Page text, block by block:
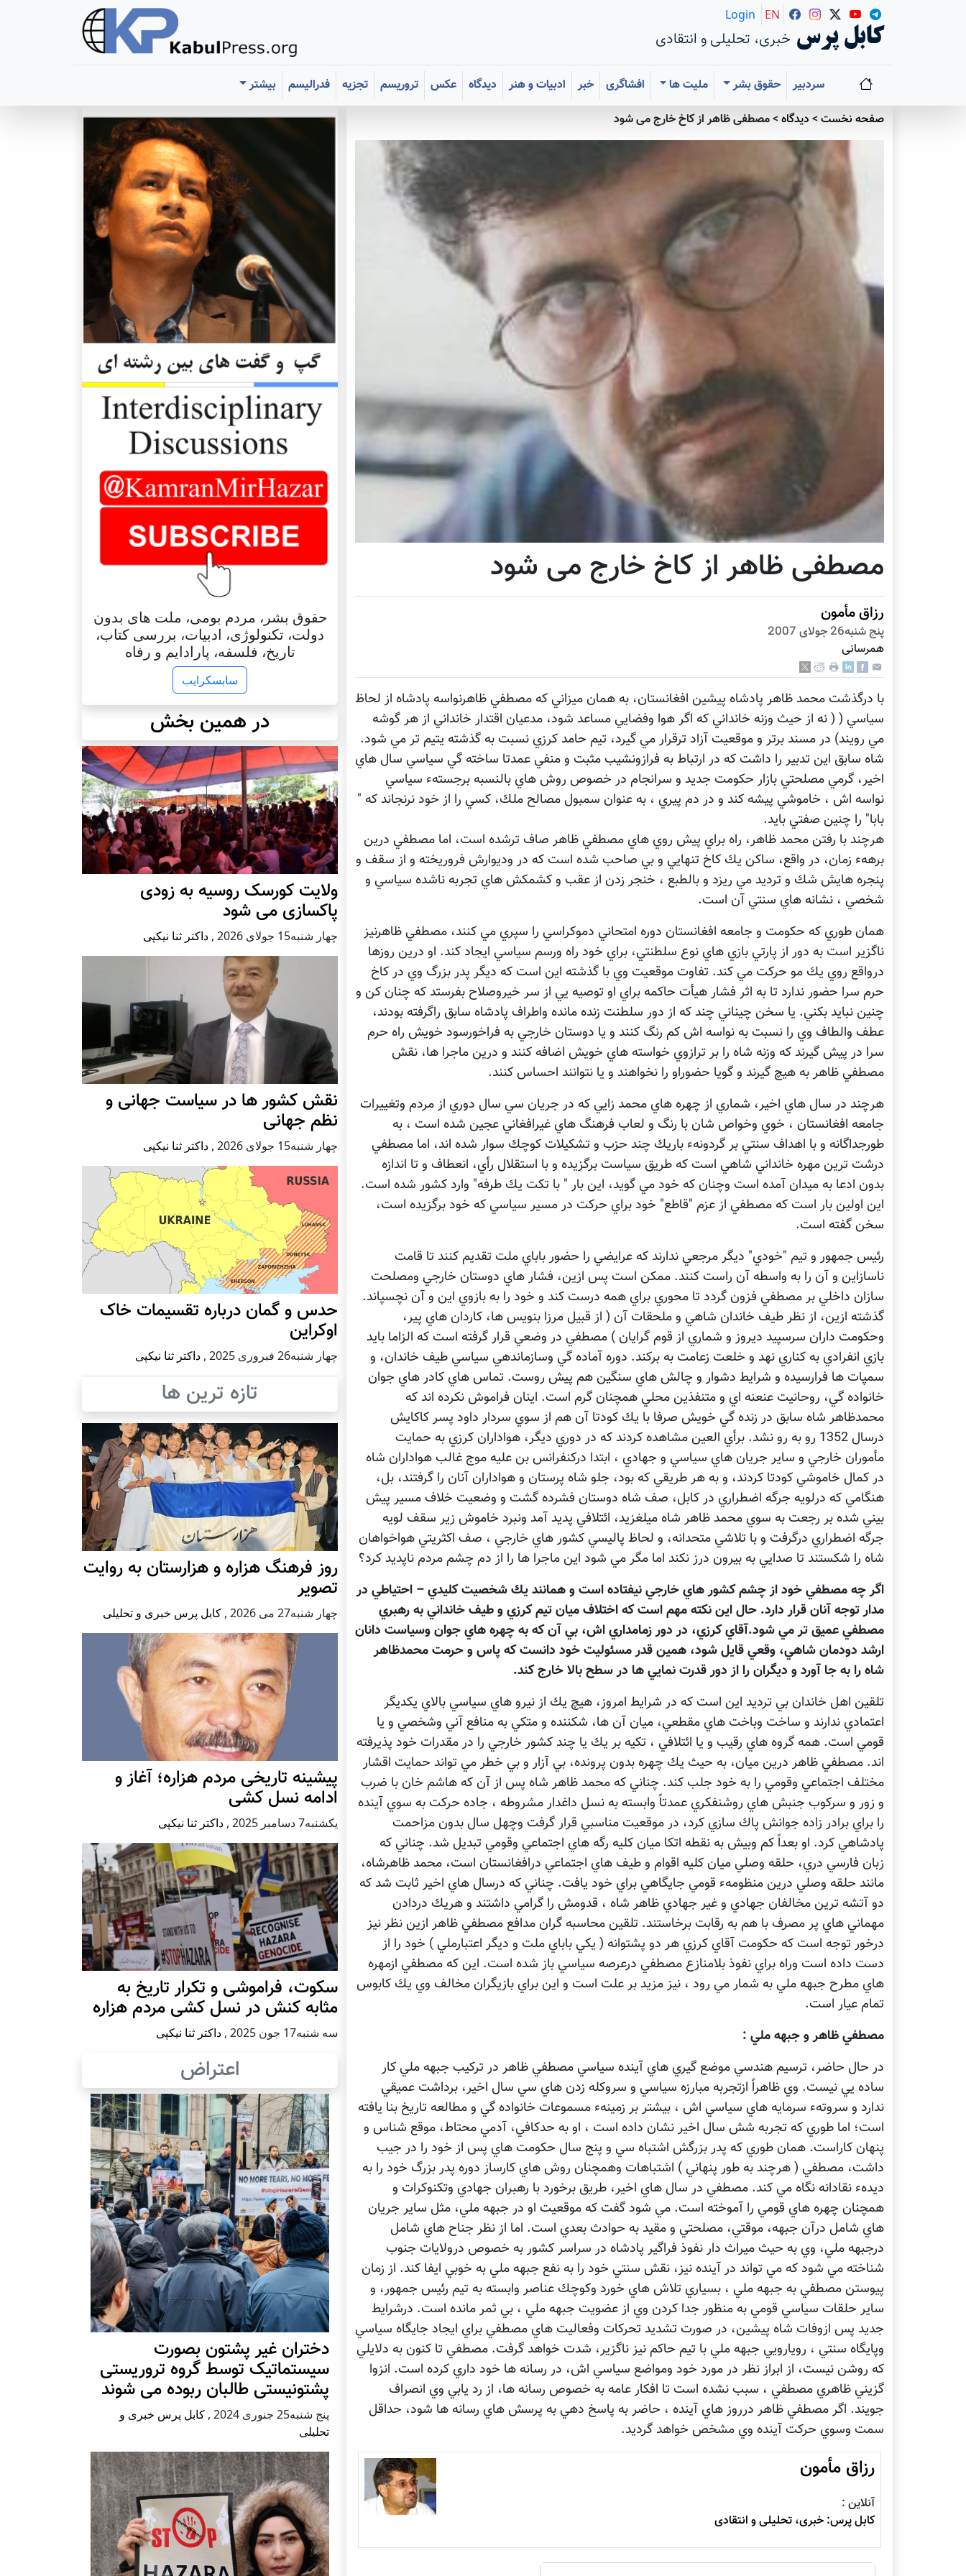
کابل پرس خبری، تحلیلی و انتقادی
Login EN
سردبیر حقوق بشر ملیت ها افشاگری خبر ادبیات و هنر دیدگاه عکس تروریسم تجزیه فدرالیسم
بیشتر
صفحه نخست> دیدگاه>مصطفی ظاهر از كاخ خارج می شود
مصطفی ظاهر از كاخ خارج می شود
رزاق مأمون
پنج شنبه26 جولای 2007
همرسانی
با درگذشت محمد ظاهر پادشاه پيشين افغانستان، به همان ميزاني كه مصطفي ظاهرنواسه پادشاه از لحاظ
سياسي ( ( نه از حيث وزنه خانداني كه اگر هوا وفضايي مساعد شود، مدعيان اقتدار خانداني از هر گوشه
مي رويند) در مسند برتر و موقعيت آزاد ترقرار مي گيرد، تيم حامد كرزي نسبت به گذشته يتيم تر مي شود.
شاه سابق اين تدبير را داشت كه در ارتباط به فرازونشيب مثبت و منفي عمدتا ساخته گي سياسي سال هاي
اخير، گرمي مصلحتي بازار حكومت جديد و سرانجام در خصوص روش هاي بالنسبه برجستهء سياسي
نواسه اش ، خاموشي پيشه كند و در دم پيري ، به عنوان سمبول مصالح ملك، كسي را از خود نرنجاند كه "
بابا" را چنين صفتي بايد.
هرچند با رفتن محمد ظاهر، راه براي پيش روي هاي مصطفي ظاهر صاف ترشده است، اما مصطفي درين
برههء زمان، در واقع، ساكن يك كاخ تنهايي و بي صاحب شده است كه در وديوارش فروريخته و از سقف و
پنجره هايش شك و ترديد مي ريزد و بالطبع ، خنجر زدن از عقب و كشمكش هاي تجربه ناشده سياسي و
شخصي ، نشانه هاي سنتي آن است.
همان طوري كه حكومت و جامعه افغانستان دوره امتحاني دموكراسي را سپري مي كنند، مصطفي ظاهرنيز
ناگزير است به دور از پارتي بازي هاي نوع سلطنتي، براي خود راه ورسم سياسي ايجاد كند. او درين روزها
درواقع روي يك مو حركت مي كند. تفاوت موقعيت وي با گذشته اين است كه ديگر پدر بزرگ وي در كاخ
حرم سرا حضور ندارد تا به اثر فشار هيأت حاكمه براي او توصيه يي از سر خيروصلاح بفرستد كه چنان كن و
چنين نبايد بكني. يا سخن چيناني چند كه از دور سلطنت زنده مانده واطراف پادشاه سابق راگرفته بودند،
عطف والطاف وي را نسبت به نواسه اش كم رنگ كنند و يا دوستان خارجي به فراخورسود خويش راه حرم
سرا در پيش گيرند كه وزنه شاه را بر ترازوي خواسته هاي خويش اضافه كنند و درين ماجرا ها، نقش
مصطفي ظاهر به هيچ گيرند و گويا حضوراو را نخواهند و يا نتوانند احساس كنند.
هرچند در سال هاي اخير، شماري از چهره هاي محمد زايي كه در جريان سي سال دوري از مردم وتغييرات
جامعه افغانستان ، خوي وخواص شان با رنگ و لعاب فرهنگ هاي غيرافغاني عجين شده است ، به
طورجداگانه و با اهداف سنتي بر گردونهء باريك چند حزب و تشكيلات كوچك سوار شده اند، اما مصطفي
درشت ترين مهره خانداني شاهي است كه طريق سياست برگزيده و با استقلال رأي، انعطاف و تا اندازه
بدون ادعا به ميدان آمده است وچنان كه خود مي گويد، اين بار " با تكت يك طرفه" وارد كشور شده است.
اين اولين بار است كه مصطفي از عزم "قاطع" خود براي حركت در مسير سياسي كه خود برگزيده است،
سخن گفته است.
رئيس جمهور و تيم "خودي" ديگر مرجعي ندارند كه عرايضي را حضور باباي ملت تقديم كنند تا قامت
ناسازاين و آن را به واسطه آن راست كنند. ممكن است پس ازين، فشار هاي دوستان خارجي ومصلحت
سازان داخلي بر مصطفي فزون گردد تا محوري براي همه درست كند و خود را به بازوي اين و آن نچسپاند.
گذشته ازين، از نظر طيف خاندان شاهي و ملحقات آن ( از قبيل مرزا بنويس ها، كاردان هاي پير،
وحكومت داران سرسپيد ديروز و شماري از قوم گرايان ) مصطفي در وضعي قرار گرفته است كه الزاما بايد
بازي انفرادي به كناري نهد و خلعت زعامت به بركند. دوره آماده گي وسازماندهي سياسي طيف خاندان، و
سمپات ها فرارسيده و شرايط دشوار و چالش هاي سنگين هم پيش روست. تماس هاي كادر هاي جوان
خانواده گي، روحانيت عنعنه اي و متنفذين محلي همچنان گرم است. اينان فراموش نكرده اند كه
محمدظاهر شاه سابق در زنده گي خويش صرفا با يك كودتا آن هم از سوي سردار داود پسر كاكايش
درسال 1352 رو به رو نشد. برأي العين مشاهده كردند كه در دوري ديگر، هواداران كرزي به حمايت
مأموران خارجي و ساير جريان هاي سياسي و جهادي ، ابتدا دركنفرانس بن عليه موج غالب هواداران شاه
در كمال خاموشي كودتا كردند، و به هر طريقي كه بود، جلو شاه پرستان و هواداران آنان را گرفتند، بل،
هنگامي كه درلويه جرگه اضطراري در كابل، صف شاه دوستان فشرده گشت و وضعيت خلاف مسير پيش
بيني شده بر رجعت به سوي محمد ظاهر شاه ميلغزيد، ائتلافي پديد آمد ونبرد خاموش زير سقف لويه
جرگه اضطراري درگرفت و با تلاشي متحدانه، و لحاظ پاليسي كشور هاي خارجي ، صف اكثريتي هواخواهان
شاه را شكستند تا صدايي به بيرون درز نكند اما مگر مي شود اين ماجرا ها را از دم چشم مردم ناپديد كرد؟
اگر چه مصطفي خود از چشم كشور هاي خارجي نيفتاده است و همانند يك شخصيت كليدي – احتياطي در
مدار توجه آنان قرار دارد. حال اين نكته مهم است كه اختلاف ميان تيم كرزي و طيف خانداني به رهبري
مصطفي عميق تر مي شود.آقاي كرزي، در دور زمامداري اش، بي آن كه به چهره هاي جوان وسياست دانان
ارشد دودمان شاهي، وقعي قايل شود، همين قدر مسئوليت خود دانست كه پاس و حرمت محمدظاهر
شاه را به جا آورد و ديگران را از دور قدرت نمايي ها در سطح بالا خارج كند.
تلقين اهل خاندان بي ترديد اين است كه در شرايط امروز، هيچ يك از نيرو هاي سياسي بالاي يكديگر
اعتمادي ندارند و ساخت وباخت هاي مقطعي، ميان آن ها، شكننده و متكي به منافع آني وشخصي و يا
قومي است. همه گروه هاي رقيب و يا ائتلافي ، تكيه بر يك يا چند كشور خارجي را در مقدرات خود پذيرفته
اند. مصطفي ظاهر درين ميان، به حيث يك چهره بدون پرونده، بي آزار و بي خطر مي تواند حمايت اقشار
مختلف اجتماعي وقومي را به خود جلب كند. چناني كه محمد ظاهر شاه پس از آن كه هاشم خان با ضرب
و زور و سركوب جنبش هاي روشنفكري عمدتاً وابسته به نسل داغدار مشروطه ، جاده حركت به سوي آينده
را براي برادر زاده جوانش پاك سازي كرد، در موقعيت مناسبي قرار گرفت وچهل سال بدون مزاحمت
پادشاهي كرد. او بعداً كم وبيش به نقطه اتكا ميان كليه رگه هاي اجتماعي وقومي تبديل شد. چناني كه
زبان فارسي دري، حلقه وصلي ميان كليه اقوام و طيف هاي اجتماعي درافغانستان است، محمد ظاهرشاه،
مانند حلقه وصلي درين منظومهء قومي جايگاهي براي خود يافت. چناني كه درسال هاي اخير ثابت شد كه
دو آتشه ترين مخالفان جهادي و غير جهادي ظاهر شاه ، قدومش را گرامي داشتند و هريك دردادن
مهماني هاي پر مصرف با هم به رقابت برخاستند. تلقين محاسبه گران مدافع مصطفي ظاهر ازين نظر نيز
درخور توجه است كه حكومت آقاي كرزي هر دو پشتوانه ( يكي باباي ملت و ديگر اعتبارملي ) خود را از
دست داده است وراه براي نفوذ بلامنازع مصطفي درعرصه سياسي باز شده است. اين كه مصطفي ازمهره
هاي مطرح جبهه ملي به شمار مي رود ، نيز مزيد بر علت است و اين براي بازيگران مخالف وي يك كابوس
تمام عيار است.
مصطفي ظاهر و جبهه ملي :
در حال حاضر، ترسيم هندسي موضع گيري هاي آينده سياسي مصطفي ظاهر در تركيب جبهه ملي كار
ساده يي نيست. وي ظاهراً ازتجربه مبارزه سياسي و سروكله زدن هاي سي سال اخير، برداشت عميقي
ندارد و سروتهء سرمايه هاي سياسي اش ، بيشتر بر زمينهء مسموعات خانواده گي و مطالعه تاريخ بنا يافته
است؛ اما طوري كه تجربه شش سال اخير نشان داده است ، او به حدكافي، آدمي محتاط، موقع شناس و
پنهان كاراست. همان طوري كه پدر بزرگش اشتباه سي و پنج سال حكومت هاي پس از خود را در جيب
داشت، مصطفي ( هرچند به طور پنهاني ) اشتباهات وهمچنان روش هاي كارساز دوره پدر بزرگ خود را به
ديدهء نقادانه نگاه مي كند. مصطفي در سال هاي اخير، طريق برخورد با رهبران جهادي وتكنوكرات و
همچنان چهره هاي قومي را آموخته است. مي شود گفت كه موقعيت او در جبهه ملي، مثل ساير جريان
هاي شامل درآن جبهه، موقتي، مصلحتي و مقيد به حوادث بعدي است. اما از نظر جناح هاي شامل
درجبهه ملي، وي به حيث ميراث دار نفوذ فراگير پادشاه در سراسر كشور به خصوص درولايات جنوب
شناخته مي شود كه مي تواند در آينده نيز، نقش سنتي خود را به نفع جبهه ملي به خوبي ايفا كند. از زمان
پيوستن مصطفي به جبهه ملي ، بسياري تلاش هاي خورد وكوچك عناصر وابسته به تيم رئيس جمهور، و
ساير حلقات سياسي قومي به منظور جدا كردن وي از عضويت جبهه ملي ، بي ثمر مانده است. درشرايط
جديد پس ازوفات شاه پيشين، در صورت تشديد تحركات وفعاليت هاي مصطفي براي ايجاد جايگاه سياسي
وپايگاه سنتي ، رويارويي جبهه ملي با تيم حاكم نيز ناگزير، شدت خواهد گرفت. مصطفي تا كنون به دلايلي
كه روشن نيست، از ابراز نظر در مورد خود ومواضع سياسي اش، در رسانه ها خود داري كرده است. انزوا
گزيني ظاهري مصطفي ، سبب نشده است تا افكار عامه به خصوص رسانه ها، از رد يابي وي انصراف
جويند. اگر مصطفي ظاهر درروز هاي آينده ، حاضر به پاسخ دهي به پرسش هاي رسانه ها شود، حداقل
سمت وسوي حركت آينده وي مشخص خواهد گرديد.
رزاق مأمون
آنلاین :
کابل پرس: خبری، تحليلی و انتقادی
حقوق بشر، مردم بومی، ملت های بدون
دولت، تکنولوژی، ادبیات، بررسی کتاب،
تاریخ، فلسفه، پارادایم و رفاه
سابسکرایب
در همین بخش
ولایت کورسک روسیه به زودی
پاکسازی می شود
چهار شنبه15 جولای 2026 , داکتر ثنا نیکپی
نقش کشور ها در سیاست جهانی و
نظم جهانی
چهار شنبه15 جولای 2026 , داکتر ثنا نیکپی
حدس و گمان درباره تقسیمات خاک
اوکراین
چهار شنبه26 فبروری 2025 , داکتر ثنا نیکپی
تازه ترین ها
روز فرهنگ هزاره و هزارستان به روایت
تصویر
چهار شنبه27 می 2026 , کابل پرس خبری و تحلیلی
پيشينه تاريخی مردم هزاره؛ آغاز و
ادامه نسل کشی
يكشنبه7 دسامبر 2025 , داکتر ثنا نیکپی
سکوت، فراموشی و تکرار تاريخ به
مثابه کنش در نسل کشی مردم هزاره
سه شنبه17 جون 2025 , داکتر ثنا نیکپی
اعتراض
دختران غیر پشتون بصورت
سیستماتیک توسط گروه تروریستی
پشتونیستی طالبان ربوده می شوند
پنج شنبه25 جنوری 2024 , کابل پرس خبری و
تحلیلی